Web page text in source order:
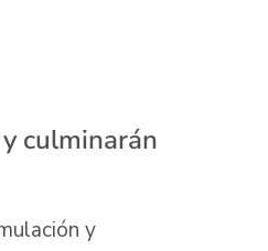
culminarán
y